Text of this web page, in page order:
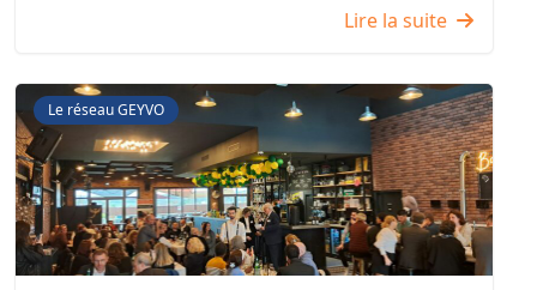
Lire la suite
Le réseau GEYVO